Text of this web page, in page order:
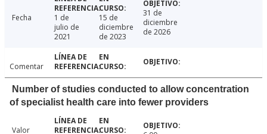
Fecha
1 de
julio de
2021
15 de
diciembre
de 2023
31 de
diciembre
de 2026
Comentar
Number of studies conducted to allow concentration
of specialist health care into fewer providers
Valor